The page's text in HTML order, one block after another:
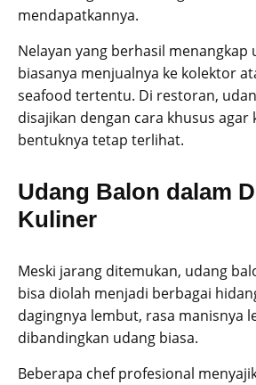
mendapatkannya.
Nelayan yang berhasil menangkap
biasanya menjualnya ke kolektor
seafood tertentu. Di restoran,
disajikan dengan cara khusus agar
bentuknya tetap terlihat.
Udang Balon dalam
Kuliner
Meski jarang ditemukan, udang
bisa diolah menjadi berbagai
dagingnya lembut, rasa manisnya
dibandingkan udang biasa.
Beberapa chef profesional